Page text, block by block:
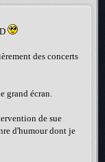
des concerts
grand écran.
de sue
d'humour dont je